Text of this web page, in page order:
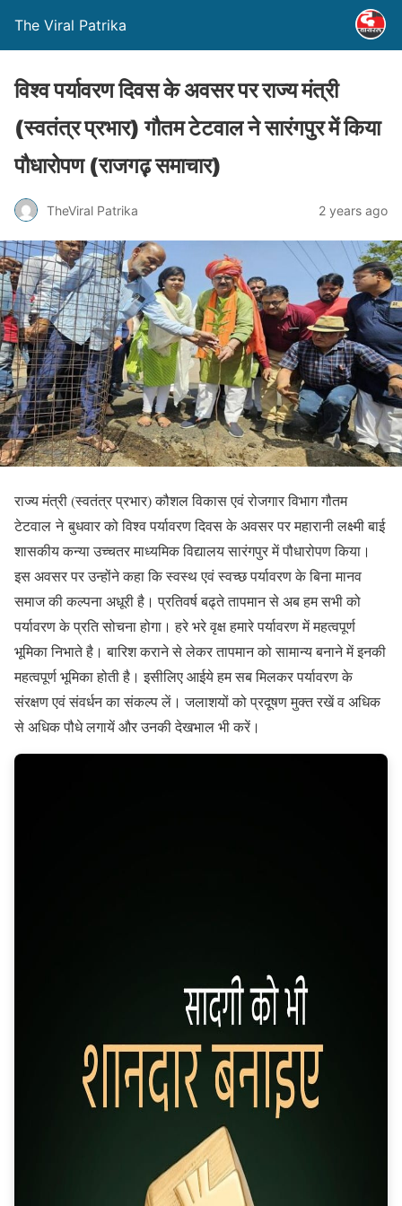
The Viral Patrika
विश्व पर्यावरण दिवस के अवसर पर राज्य मंत्री
(स्वतंत्र प्रभार) गौतम टेटवाल ने सारंगपुर में किया
पौधारोपण (राजगढ़़ समाचार)
TheViral Patrika 2 years ago
राज्य मंत्री (स्वतंत्र प्रभार) कौशल विकास एवं रोजगार विभाग गौतम
टेटवाल ने बुधवार को विश्व पर्यावरण दिवस के अवसर पर महारानी लक्ष्मी बाई
शासकीय कन्या उच्चतर माध्यमिक विद्यालय सारंगपुर में पौधारोपण किया।
इस अवसर पर उन्‍होंने कहा कि स्वस्थ एवं स्वच्छ पर्यावरण के बिना मानव
समाज की कल्पना अधूरी है। प्रतिवर्ष बढ्ते तापमान से अब हम सभी को
पर्यावरण के प्रति सोचना होगा। हरे भरे वृक्ष हमारे पर्यावरण में महत्‍वपूर्ण
भूमिका निभाते है। बारिश कराने से लेकर तापमान को सामान्‍य बनाने में इनकी
महत्‍वपूर्ण भूमिका होती है। इसीलिए आईये हम सब मिलकर पर्यावरण के
संरक्षण एवं संवर्धन का संकल्प लें। जलाशयों को प्रदूषण मुक्त रखें व अधिक
से अधिक पौधे लगायें और उनकी देखभाल भी करें।